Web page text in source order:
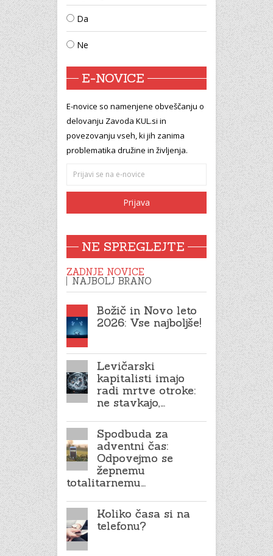
Da
Ne
E-NOVICE
E-novice so namenjene obveščanju o
delovanju Zavoda KUL.si in
povezovanju vseh, ki jih zanima
problematika družine in življenja.
NE SPREGLEJTE
ZADNJE NOVICE
NAJBOLJ BRANO
Božič in Novo leto
2026: Vse najboljše!
Levičarski
kapitalisti imajo
radi mrtve otroke:
ne stavkajo,…
Spodbuda za
adventni čas:
Odpovejmo se
žepnemu
totalitarnemu…
Koliko časa si na
telefonu?